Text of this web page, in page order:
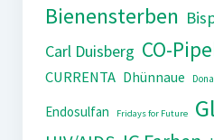
Bienensterben
Carl Duisberg CO-
CURRENTA Dhünnaue
Endosulfan
Fridays for Future